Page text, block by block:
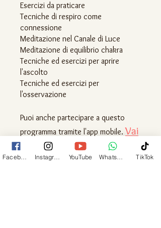
Esercizi da praticare
Tecniche di respiro come
connessione
Meditazione nel Canale di Luce
Meditazione di equilibrio chakra
Tecniche ed esercizi per aprire
l'ascolto
Tecniche ed esercizi per
l'osservazione
Puoi anche partecipare a questo
programma tramite l'app mobile. Vai
all'App
YouTube TikTok